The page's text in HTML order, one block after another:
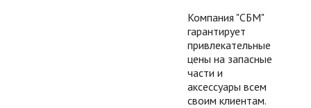
Компания "СБМ"
гарантирует
привлекательные
цены на запасные
части и
аксессуары всем
своим клиентам.